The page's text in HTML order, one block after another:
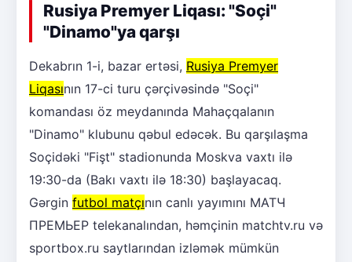
Rusiya Premyer Liqası: "Soçi"
"Dinamo"ya qarşı
Dekabrın 1-i, bazar ertəsi, Rusiya Premyer
Liqasının 17-ci turu çərçivəsində "Soçi"
komandası öz meydanında Mahaçqalanın
"Dinamo" klubunu qəbul edəcək. Bu qarşılaşma
Soçidəki "Fişt" stadionunda Moskva vaxtı ilə
19:30-da (Bakı vaxtı ilə 18:30) başlayacaq.
Gərgin futbol matçının canlı yayımını MАТЧ
ПРЕМЬЕР telekanalından, həmçinin matchtv.ru və
sportbox.ru saytlarından izləmək mümkün